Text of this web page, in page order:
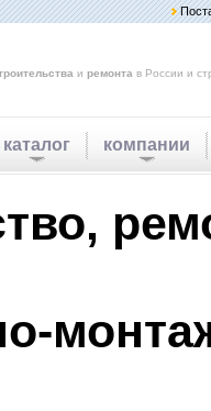
и ремонта в России и
каталог компании